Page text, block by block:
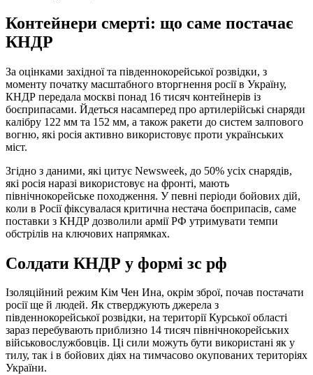
Контейнери смерті: що саме постачає
КНДР
За оцінками західної та південнокорейської розвідки, з
моменту початку масштабного вторгнення росії в Україну,
КНДР передала москві понад 16 тисяч контейнерів із
боєприпасами. Йдеться насамперед про артилерійські снаряди
калібру 122 мм та 152 мм, а також ракети до систем залпового
вогню, які росія активно використовує проти українських
міст.
Згідно з даними, які цитує Newsweek, до 50% усіх снарядів,
які росія наразі використовує на фронті, мають
північнокорейське походження. У певні періоди бойових дій,
коли в Росії фіксувалася критична нестача боєприпасів, саме
поставки з КНДР дозволили армії РФ утримувати темпи
обстрілів на ключових напрямках.
Солдати КНДР у формі зс рф
Ізоляційний режим Кім Чен Ина, окрім зброї, почав постачати
росії ще й людей. Як стверджують джерела з
південнокорейської розвідки, на території Курської області
зараз перебувають приблизно 14 тисяч північнокорейських
військовослужбовців. Ці сили можуть бути використані як у
тилу, так і в бойових діях на тимчасово окупованих територіях
України.